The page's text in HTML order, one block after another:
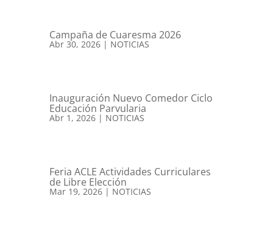
Campaña de Cuaresma 2026
Abr 30, 2026| NOTICIAS
Inauguración Nuevo Comedor Ciclo
Educación Parvularia
Abr 1, 2026| NOTICIAS
Feria ACLE Actividades Curriculares
de Libre Elección
Mar 19, 2026| NOTICIAS